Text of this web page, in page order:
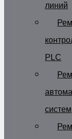
линий
PLC
систем